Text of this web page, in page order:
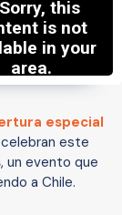
especial
este
, un evento que
a Chile.